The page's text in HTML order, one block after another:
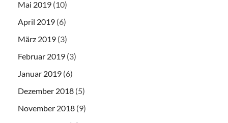
Mai 2019 (10)
April 2019 (6)
März 2019 (3)
Februar 2019 (3)
Januar 2019 (6)
Dezember 2018 (5)
November 2018 (9)